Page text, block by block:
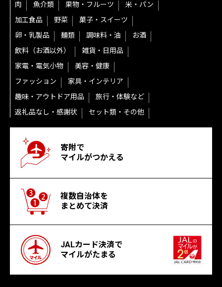
肉 魚介類 果物・フルーツ
米・パン
加工食品
野菜
菓子・スイーツ
卵・乳製品
麺類 調味料・油
お酒
飲料（お酒以外）
雑貨・日用品
家電・電気小物
美容・健康
ファッション
家具・インテリア
趣味・アウトドア用品
旅行・体験など
返礼品なし・感謝状
セット類・その他
寄附で
マイルがつかえる
複数自治体を
まとめて決済
JALカード決済で
マイルがたまる